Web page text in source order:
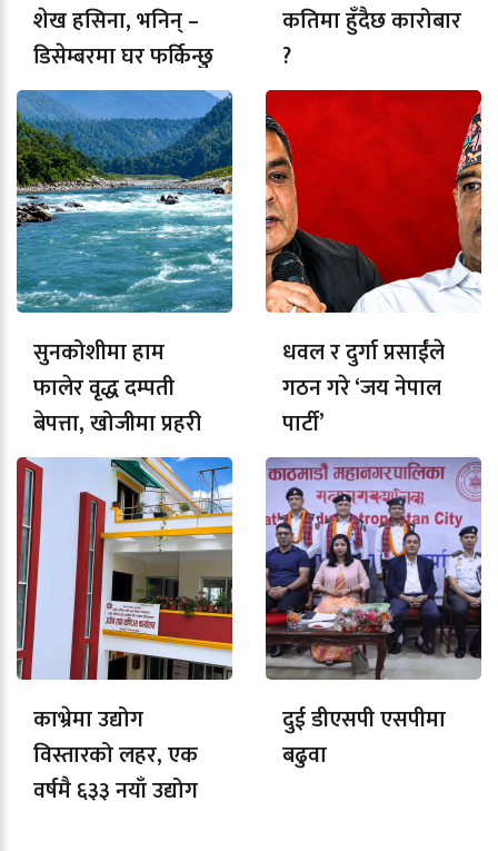
शेख हसिना, भनिन् –
डिसेम्बरमा घर फर्किन्छु
कतिमा हुँदैछ कारोबार
?
सुनकोशीमा हाम
फालेर वृद्ध दम्पती
बेपत्ता, खोजीमा प्रहरी
धवल र दुर्गा प्रसाईंले
गठन गरे ‘जय नेपाल
पार्टी’
काभ्रेमा उद्योग
विस्तारको लहर, एक
वर्षमै ६३३ नयाँ उद्योग
दुई डीएसपी एसपीमा
बढुवा